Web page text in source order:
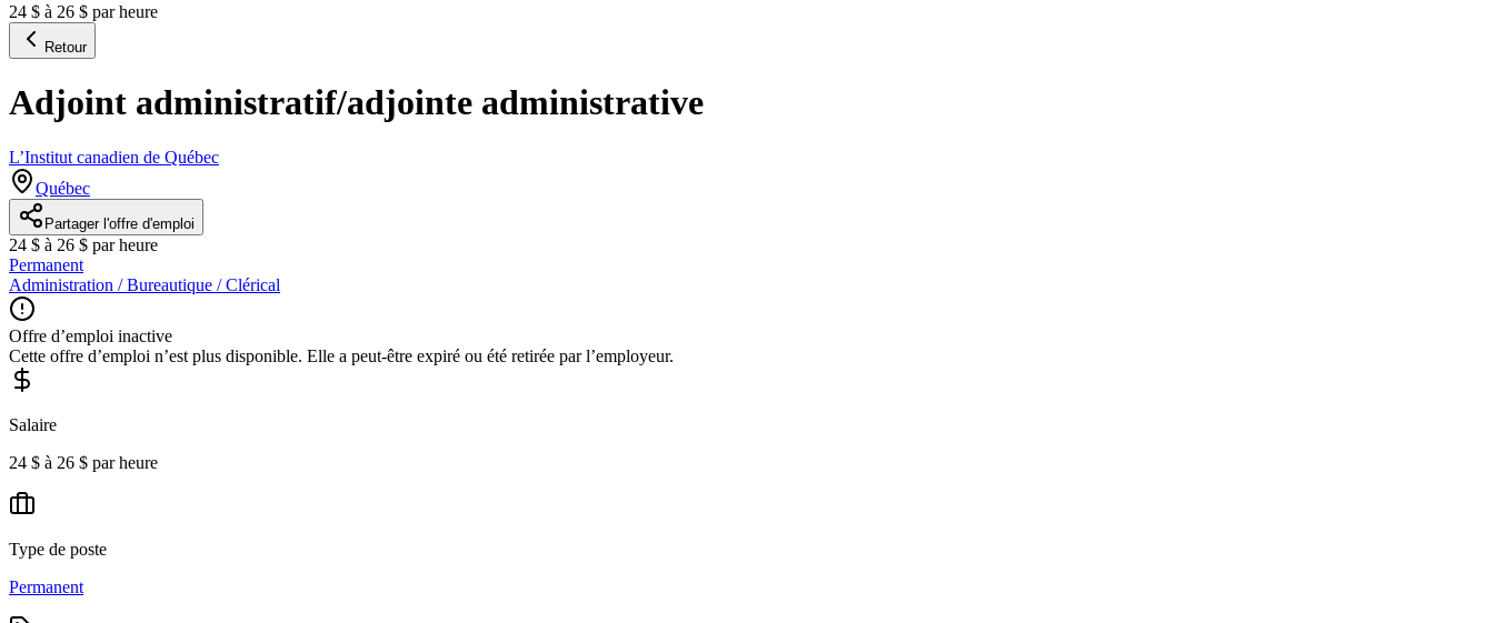
24 $ à 26 $ par heure
Retour
Adjoint administratif/adjointe administrative
L’Institut canadien de Québec
Québec
Partager l'offre d'emploi
24 $ à 26 $ par heure
Permanent
Administration / Bureautique / Clérical
Offre d’emploi inactive
Cette offre d’emploi n’est plus disponible. Elle a peut-être expiré ou été retirée par l’employeur.
Salaire
24 $ à 26 $ par heure
Type de poste
Permanent